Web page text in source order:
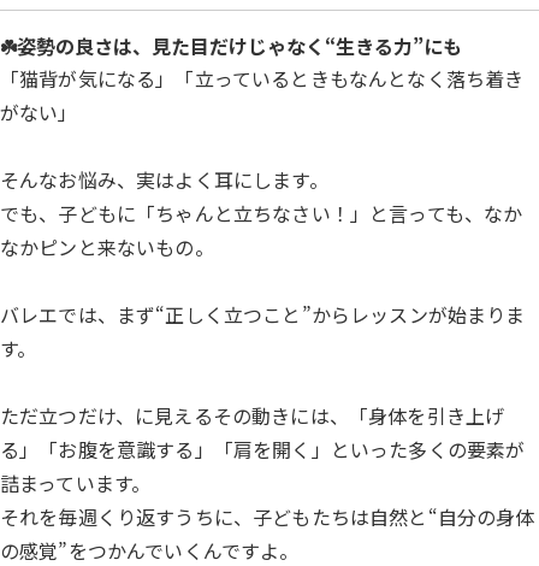
☘️姿勢の良さは、見た目だけじゃなく“生きる力”にも
「猫背が気になる」「立っているときもなんとなく落ち着き
がない」
そんなお悩み、実はよく耳にします。
でも、子どもに「ちゃんと立ちなさい！」と言っても、なか
なかピンと来ないもの。
バレエでは、まず“正しく立つこと”からレッスンが始まりま
す。
ただ立つだけ、に見えるその動きには、「身体を引き上げ
る」「お腹を意識する」「肩を開く」といった多くの要素が
詰まっています。
それを毎週くり返すうちに、子どもたちは自然と“自分の身体
の感覚”をつかんでいくんですよ。